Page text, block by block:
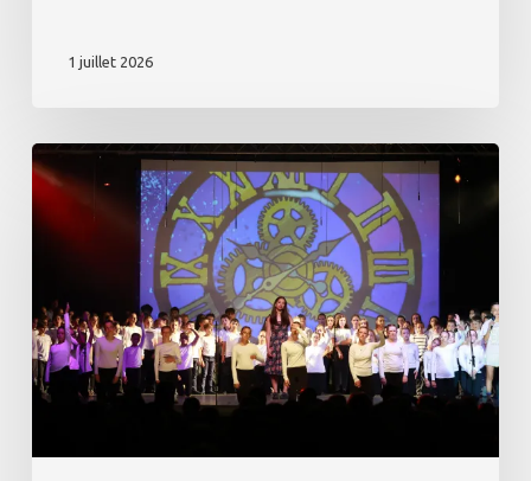
1 juillet 2026
Comédie
Musicale
–
Retour